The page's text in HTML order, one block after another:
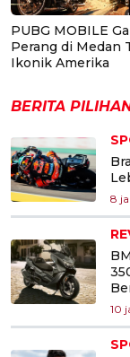
PUBG MOBILE
Perang di Medan
Ikonik Amerika
BERITA
8
10